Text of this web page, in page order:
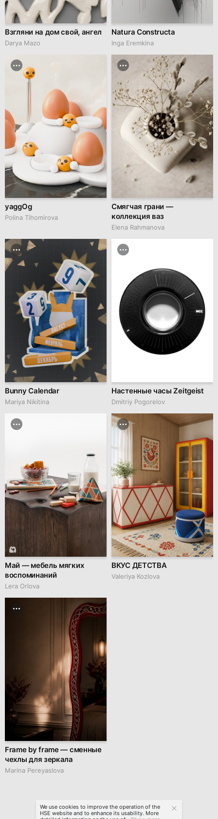
Взгляни на дом свой, ангел
Darya Mazo
Natura Constructa
Inga Eremkina
yaggOg
Polina Tihomirova
Смягчая грани —
коллекция ваз
Elena Rahmanova
Bunny Calendar
Mariya Nikitina
Настенные часы Zeitgeist
Dmitriy Pogorelov
Май — мебель мягких
воспоминаний
Lera Orlova
ВКУС ДЕТСТВА
Valeriya Kozlova
Frame by frame — сменные
чехлы для зеркала
Marina Pereyaslova
We use cookies to improve the operation of the
HSE website and to enhance its usability. More